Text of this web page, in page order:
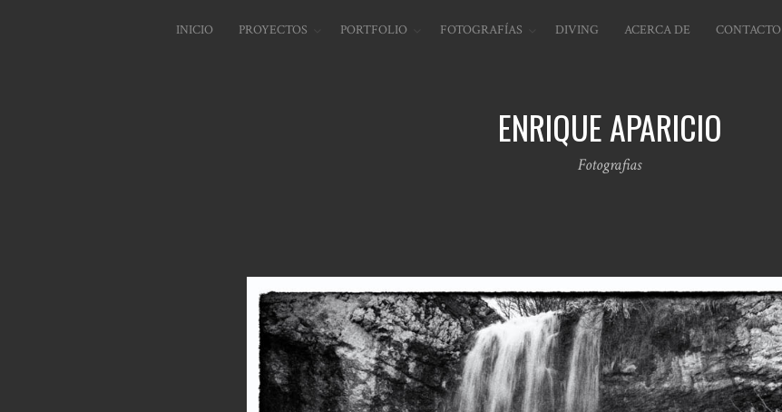
INICIO PROYECTOS PORTFOLIO FOTOGRAFÍAS DIVING ACERCA DE CONTACTO
ENRIQUE APARICIO
Fotografias